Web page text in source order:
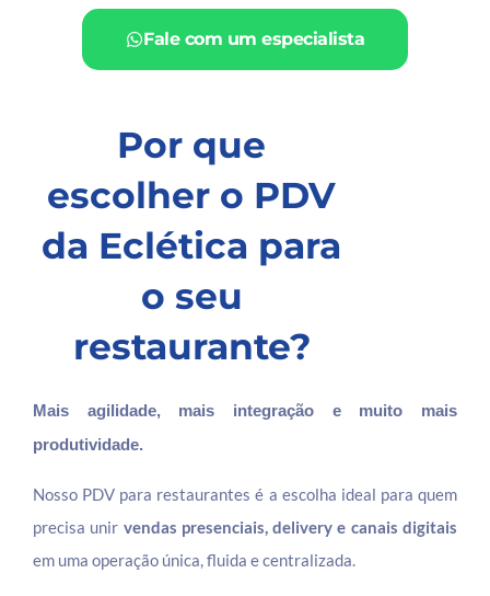
Fale com um especialista
Por que
escolher o PDV
da Eclética para
o seu
restaurante?
Mais agilidade, mais integração e muito mais
produtividade.
Nosso PDV para restaurantes é a escolha ideal para quem
precisa unir vendas presenciais, delivery e canais digitais
em uma operação única, fluida e centralizada.